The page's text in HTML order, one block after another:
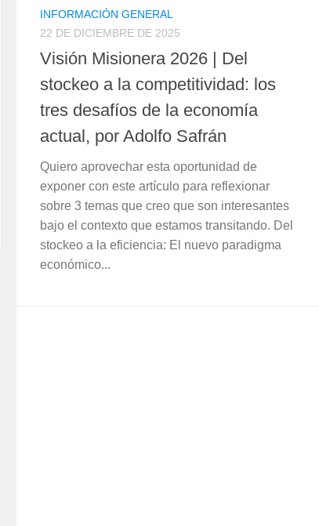
INFORMACIÓN GENERAL
22 DE DICIEMBRE DE 2025
Visión Misionera 2026 | Del
stockeo a la competitividad: los
tres desafíos de la economía
actual, por Adolfo Safrán
Quiero aprovechar esta oportunidad de
exponer con este artículo para reflexionar
sobre 3 temas que creo que son interesantes
bajo el contexto que estamos transitando. Del
stockeo a la eficiencia: El nuevo paradigma
económico...